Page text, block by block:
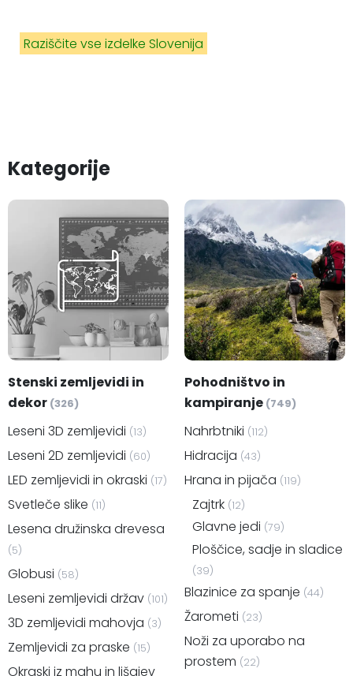
ostrih podrobnostih.
Kategorije
Stenski zemljevidi in
dekor (326)
Leseni 3D zemljevidi(13)
Leseni 2D zemljevidi
LED zemljevidi in okraski(17)
Svetleče slike
Lesena družinska drevesa
(5)
Globusi(58)
Leseni zemljevidi držav(101)
3D zemljevidi mahovja(3)
Pohodništvo in
kampiranje
Nahrbtniki(112)
Hidracija(43)
Hrana in pijača(119)
Zajtrk(12)
Glavne jedi
Ploščice, sadje in sladice
(39)
Blazinice za spanje(44)
Žarometi(23)